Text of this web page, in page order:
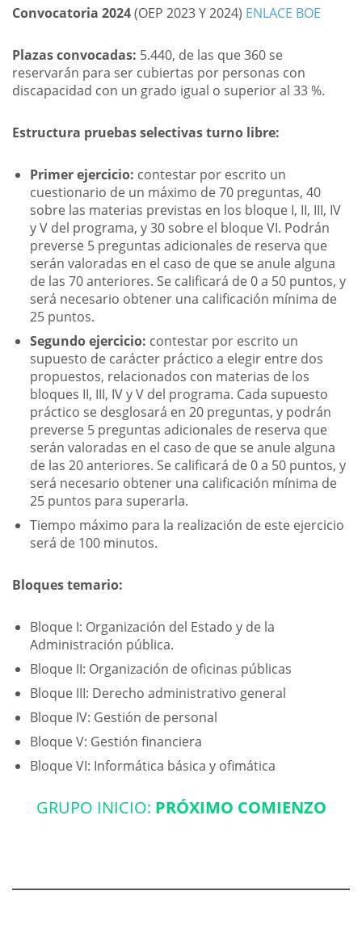
Convocatoria 2024(OEP 2023 Y 2024) ENLACE BOE
Plazas convocadas: 5.440, de las que 360 se
reservarán para ser cubiertas por personas con
discapacidad con un grado igual o superior al 33 %.
Estructura pruebas selectivas turno libre:
Primer ejercicio: contestar por escrito un
cuestionario de un máximo de 70 preguntas, 40
sobre las materias previstas en los bloque I, II, III, IV
y V del programa, y 30 sobre el bloque VI. Podrán
preverse 5 preguntas adicionales de reserva que
serán valoradas en el caso de que se anule alguna
de las 70 anteriores. Se calificará de 0 a 50 puntos, y
será necesario obtener una calificación mínima de
25 puntos.
Segundo ejercicio: contestar por escrito un
supuesto de carácter práctico a elegir entre dos
propuestos, relacionados con materias de los
bloques II, III, IV y V del programa. Cada supuesto
práctico se desglosará en 20 preguntas, y podrán
preverse 5 preguntas adicionales de reserva que
serán valoradas en el caso de que se anule alguna
de las 20 anteriores. Se calificará de 0 a 50 puntos, y
será necesario obtener una calificación mínima de
25 puntos para superarla.
Tiempo máximo para la realización de este ejercicio
será de 100 minutos.
Bloques temario:
Bloque I: Organización del Estado y de la
Administración pública.
Bloque II: Organización de oficinas públicas
Bloque III: Derecho administrativo general
Bloque IV: Gestión de personal
Bloque V: Gestión financiera
Bloque VI: Informática básica y ofimática
GRUPO INICIO: PRÓXIMO COMIENZO